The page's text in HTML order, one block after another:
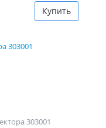
Купить
303001